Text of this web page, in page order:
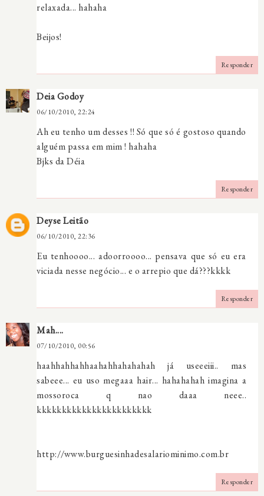
relaxada... hahaha
Beijos!
Responder
Deia Godoy
06/10/2010, 22:24
Ah eu tenho um desses !! Só que só é gostoso quando
alguém passa em mim ! hahaha
Bjks da Déia
Responder
Deyse Leitão
06/10/2010, 22:36
Eu tenhoooo... adoorroooo... pensava que só eu era
viciada nesse negócio... e o arrepio que dá???kkkk
Responder
Mah....
07/10/2010, 00:56
haahhahhahhaahahhahahahah já useeeiii.. mas
sabeee... eu uso megaaa hair... hahahahah imagina a
mossoroca q nao daaa neee..
kkkkkkkkkkkkkkkkkkkkkkk
http://www.burguesinhadesalariominimo.com.br
Responder